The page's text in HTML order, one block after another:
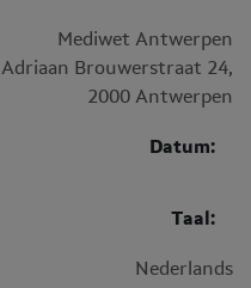
Mediwet Antwerpen
Adriaan Brouwerstraat 24,
2000 Antwerpen
Datum:
Taal:
Nederlands